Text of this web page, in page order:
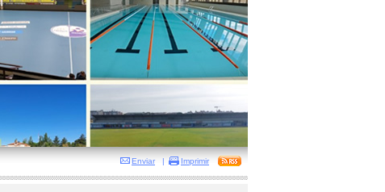
Enviar | Imprimir